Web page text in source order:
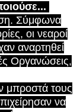
Σύμφωνα
οι νεαροί
αναρτηθεί
Οργανώσεις,
μπροστά τους
να